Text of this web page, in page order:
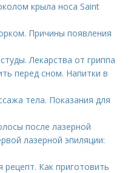
крыла носа Saint
Причины появления
Лекарства от гриппа
перед сном. Напитки в
тела. Показания для
после лазерной
лазерной эпиляции:
Как приготовить